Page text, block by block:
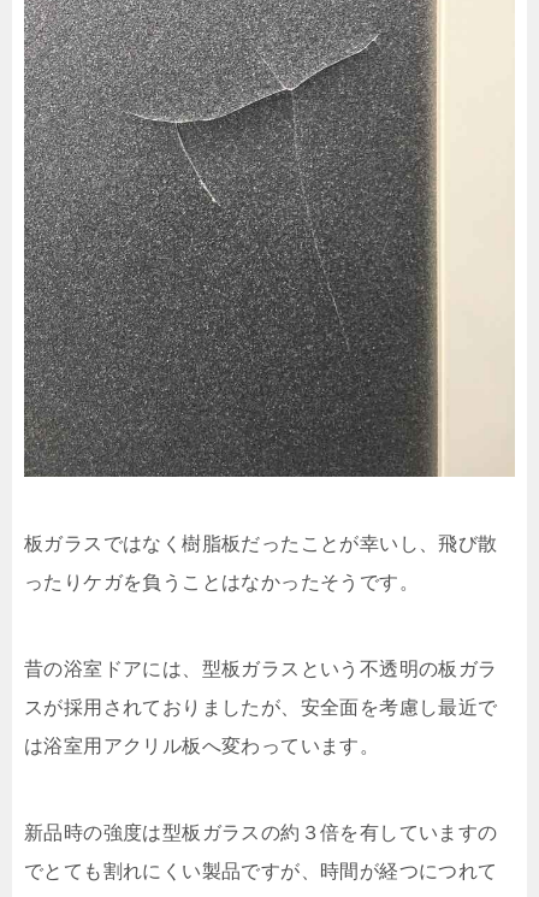
板ガラスではなく樹脂板だったことが幸いし、飛び散
ったりケガを負うことはなかったそうです。
昔の浴室ドアには、型板ガラスという不透明の板ガラ
スが採用されておりましたが、安全面を考慮し最近で
は浴室用アクリル板へ変わっています。
新品時の強度は型板ガラスの約３倍を有していますの
でとても割れにくい製品ですが、時間が経つにつれて